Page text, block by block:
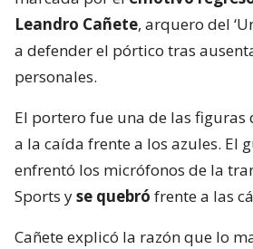
Leandro Cañete, arquero del
a defender el pórtico tras
personales.
El portero fue una de las figuras
a la caída frente a los azules. El
enfrentó los micrófonos de la
Sports yse quebró frente a las
Cañete explicó la razón que lo